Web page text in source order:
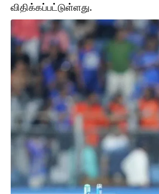
விதிக்கப்பட்டுள்ளது.